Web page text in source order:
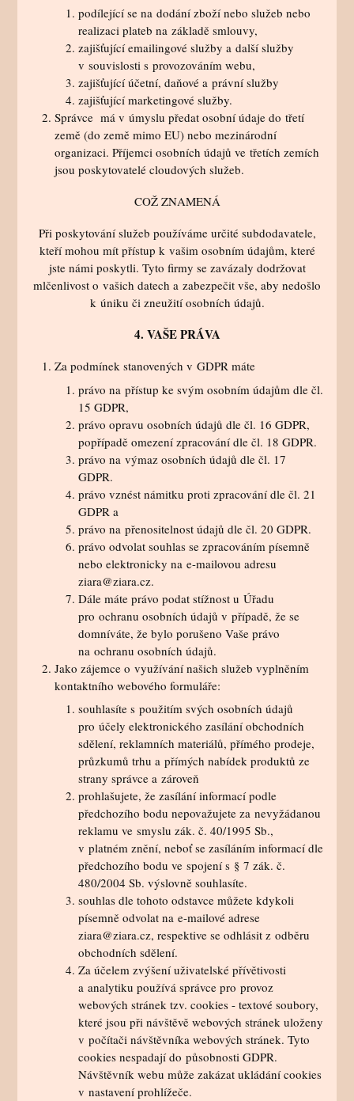
podílející se na dodání zboží nebo služeb nebo
realizaci plateb na základě smlouvy,
zajišťující emailingové služby a další služby
v souvislosti s provozováním webu,
zajišťující účetní, daňové a právní služby
zajišťující marketingové služby.
Správce má v úmyslu předat osobní údaje do třetí
země (do země mimo EU) nebo mezinárodní
organizaci. Příjemci osobních údajů ve třetích zemích
jsou poskytovatelé cloudových služeb.
COŽ ZNAMENÁ
Při poskytování služeb používáme určité subdodavatele,
kteří mohou mít přístup k vašim osobním údajům, které
jste námi poskytli. Tyto firmy se zavázaly dodržovat
mlčenlivost o vašich datech a zabezpečit vše, aby nedošlo
k úniku či zneužití osobních údajů.
4. VAŠE PRÁVA
Za podmínek stanovených v GDPR máte
právo na přístup ke svým osobním údajům dle čl.
15 GDPR,
právo opravu osobních údajů dle čl. 16 GDPR,
popřípadě omezení zpracování dle čl. 18 GDPR.
právo na výmaz osobních údajů dle čl. 17
GDPR.
právo vznést námitku proti zpracování dle čl. 21
GDPR a
právo na přenositelnost údajů dle čl. 20 GDPR.
právo odvolat souhlas se zpracováním písemně
nebo elektronicky na e-mailovou adresu
ziara@ziara.cz.
Dále máte právo podat stížnost u Úřadu
pro ochranu osobních údajů v případě, že se
domníváte, že bylo porušeno Vaše právo
na ochranu osobních údajů.
Jako zájemce o využívání našich služeb vyplněním
kontaktního webového formuláře:
souhlasíte s použitím svých osobních údajů
pro účely elektronického zasílání obchodních
sdělení, reklamních materiálů, přímého prodeje,
průzkumů trhu a přímých nabídek produktů ze
strany správce a zároveň
prohlašujete, že zasílání informací podle
předchozího bodu nepovažujete za nevyžádanou
reklamu ve smyslu zák. č. 40/1995 Sb.,
v platném znění, neboť se zasíláním informací dle
předchozího bodu ve spojení s § 7 zák. č.
480/2004 Sb. výslovně souhlasíte.
souhlas dle tohoto odstavce můžete kdykoli
písemně odvolat na e-mailové adrese
ziara@ziara.cz, respektive se odhlásit z odběru
obchodních sdělení.
Za účelem zvýšení uživatelské přívětivosti
a analytiku používá správce pro provoz
webových stránek tzv. cookies - textové soubory,
které jsou při návštěvě webových stránek uloženy
v počítači návštěvníka webových stránek. Tyto
cookies nespadají do působnosti GDPR.
Návštěvník webu může zakázat ukládání cookies
v nastavení prohlížeče.